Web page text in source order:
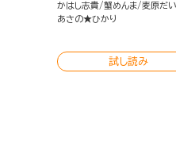
かはし志貴 蟹めんま 麦原だ
あさの★ひかり
試し読み